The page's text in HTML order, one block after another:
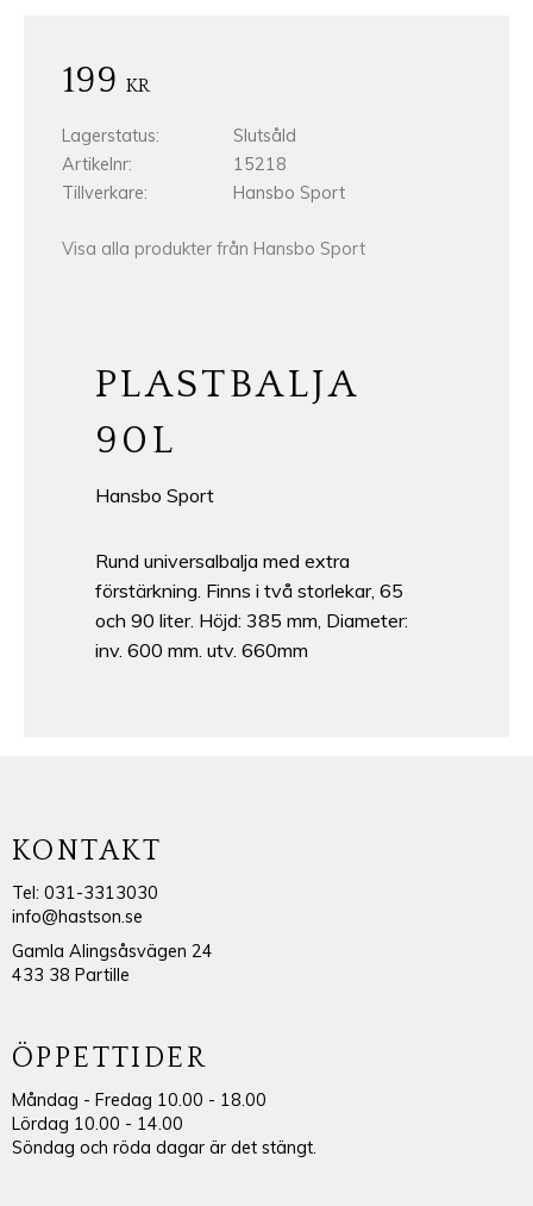
199 KR
Lagerstatus
Slutsåld
Artikelnr
15218
Tillverkare
Hansbo Sport
Visa alla produkter från Hansbo Sport
PLASTBALJA
90L
Hansbo Sport
Rund universalbalja med extra
förstärkning. Finns i två storlekar, 65
och 90 liter. Höjd: 385 mm, Diameter:
inv. 600 mm. utv. 660mm
KONTAKT
Tel: 031-3313030
info@hastson.se
Gamla Alingsåsvägen 24
433 38 Partille
ÖPPETTIDER
Måndag - Fredag 10.00 - 18.00
Lördag 10.00 - 14.00
Söndag och röda dagar är det stängt.